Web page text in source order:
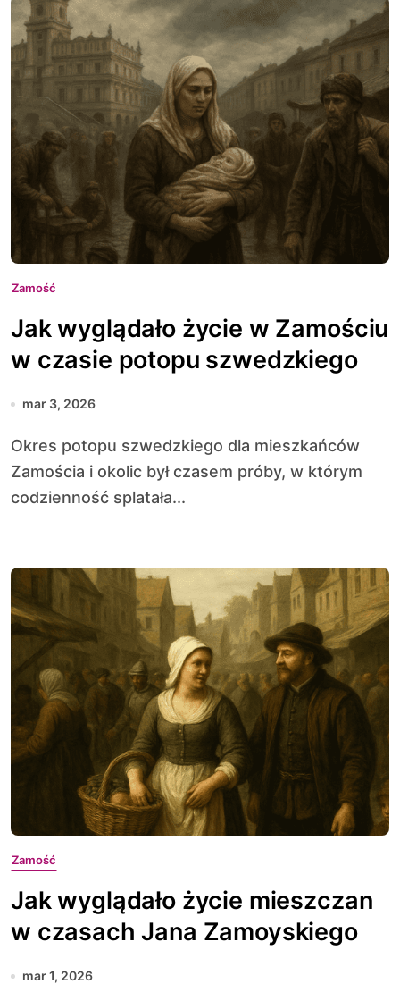
Zamość
Jak wyglądało życie w Zamościu
w czasie potopu szwedzkiego
mar 3, 2026
Okres potopu szwedzkiego dla mieszkańców
Zamościa i okolic był czasem próby, w którym
codzienność splatała...
Zamość
Jak wyglądało życie mieszczan
w czasach Jana Zamoyskiego
mar 1, 2026